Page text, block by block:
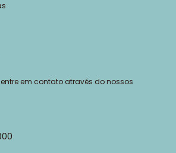
em contato através do nossos